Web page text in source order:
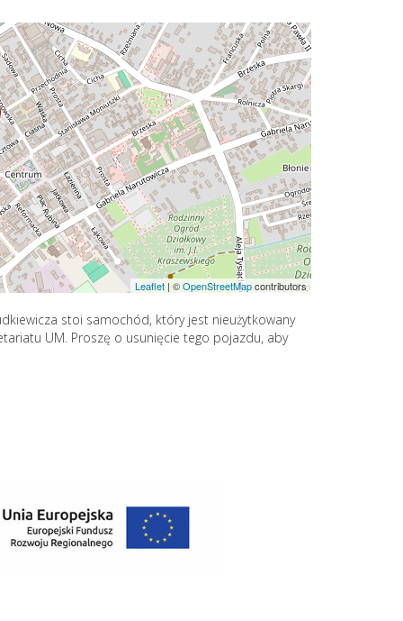
Leaflet | ©OpenStreetMapcontributors
stoi samochód, który jest nieużytkowany
UM. Proszę o usunięcie tego pojazdu, aby